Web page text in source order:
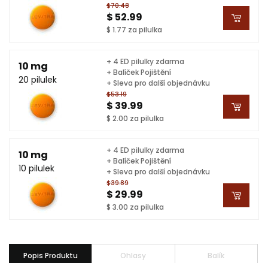
$70.48
$ 52.99
$ 1.77 za pilulka
10 mg
20 pilulek
$53.19
$ 39.99
$ 2.00 za pilulka
+ 4 ED pilulky zdarma
+ Balíček Pojištění
+ Sleva pro další objednávku
10 mg
10 pilulek
$39.89
$ 29.99
$ 3.00 za pilulka
+ 4 ED pilulky zdarma
+ Balíček Pojištění
+ Sleva pro další objednávku
Popis Produktu Ohlasy Balík